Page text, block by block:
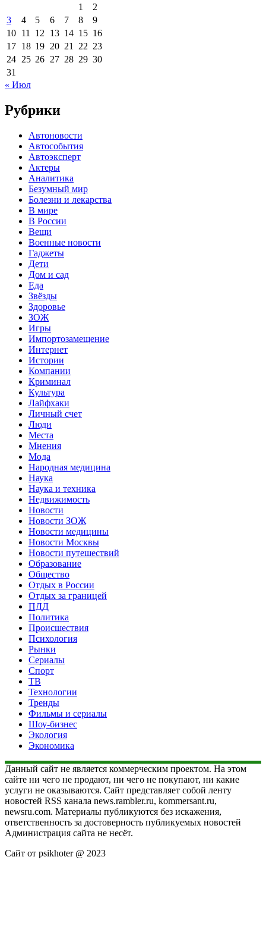
1
2
3
4 5 6 7 8
9
10 11 12 13 14 15 16
17 18 19 20 21 22 23
24 25 26 27 28 29 30
31
« Июл
Рубрики
Автоновости
Автособытия
Автоэксперт
Актеры
Аналитика
Безумный мир
Болезни и лекарства
В мире
В России
Вещи
Военные новости
Гаджеты
Дети
Дом и сад
Еда
Звёзды
Здоровье
ЗОЖ
Игры
Импортозамещение
Интернет
Истории
Компании
Криминал
Культура
Лайфхаки
Личный счет
Люди
Места
Мнения
Мода
Народная медицина
Наука
Наука и техника
Недвижимость
Новости
Новости ЗОЖ
Новости медицины
Новости Москвы
Новости путешествий
Образование
Общество
Отдых в России
Отдых за границей
ПДД
Политика
Происшествия
Психология
Рынки
Сериалы
Спорт
ТВ
Технологии
Тренды
Фильмы и сериалы
Шоу-бизнес
Экология
Экономика
Данный сайт не является коммерческим проектом. На этом
сайте ни чего не продают, ни чего не покупают, ни какие
услуги не оказываются. Сайт представляет собой ленту
новостей RSS канала news.rambler.ru, kommersant.ru,
newsru.com. Материалы публикуются без искажения,
ответственность за достоверность публикуемых новостей
Администрация сайта не несёт.
Сайт от psikhoter @ 2023